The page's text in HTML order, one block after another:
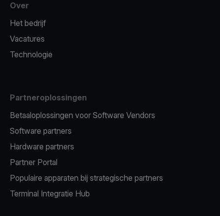
Over
Het bedrijf
Vacatures
Technologie
Partneroplossingen
Betaaloplossingen voor Software Vendors
Software partners
Hardware partners
Partner Portal
Populaire apparaten bij strategische partners
Terminal Integratie Hub